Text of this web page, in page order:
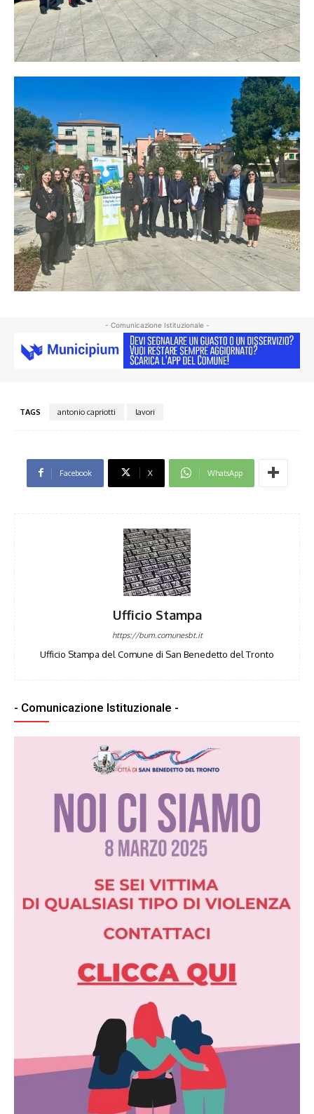
- Comunicazione Istituzionale -
TAGS antonio capriotti lavori
Facebook X WhatsApp
Ufficio Stampa
https://bum.comunesbt.it
Ufficio Stampa del Comune di San Benedetto del Tronto
- Comunicazione Istituzionale -